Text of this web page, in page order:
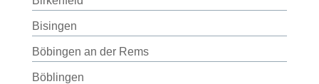
Bisingen
Böbingen an der Rems
Böblingen